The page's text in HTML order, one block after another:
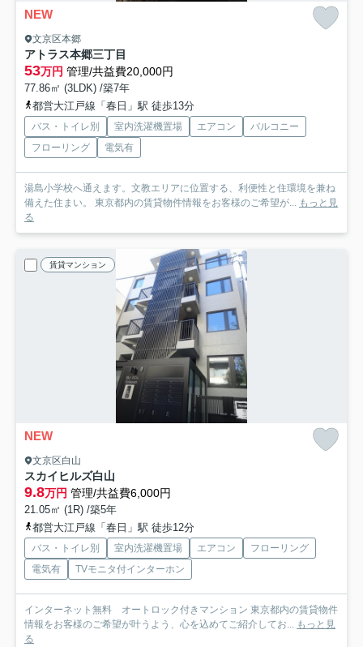
NEW
文京区本郷
アトラス本郷三丁目
53万円 管理/共益費20,000円
77.86㎡ (3LDK) /築7年
都営大江戸線「春日」駅 徒歩13分
バス・トイレ別 室内洗濯機置場 エアコン
バルコニー
フローリング
電気有
湯島小学校へ通えます。文教エリアに位置する、利便性と住環境を兼ね
備えた住まい。 東京都内の賃貸物件情報をお客様のご希望が... もっと見
る
賃貸マンション
NEW
文京区白山
スカイヒルズ白山
9.8万円 管理/共益費6,000円
21.05㎡ (1R) /築5年
都営大江戸線「春日」駅 徒歩12分
バス・トイレ別 室内洗濯機置場 エアコン
フローリング
電気有
TVモニタ付インターホン
インターネット無料 オートロック付きマンション 東京都内の賃貸物件
情報をお客様のご希望が叶うよう、心を込めてご紹介してお... もっと見
る